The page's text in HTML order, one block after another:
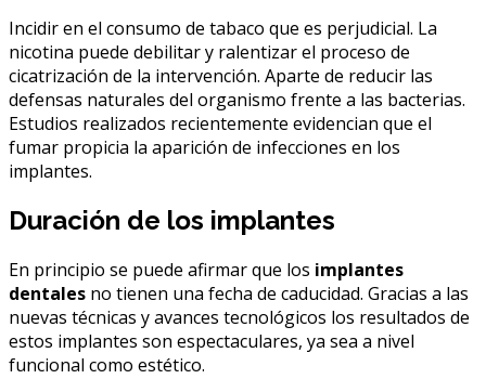
Incidir en el consumo de tabaco que es perjudicial. La
nicotina puede debilitar y ralentizar el proceso de
cicatrización de la intervención. Aparte de reducir las
defensas naturales del organismo frente a las bacterias.
Estudios realizados recientemente evidencian que el
fumar propicia la aparición de infecciones en los
implantes.
Duración de los implantes
En principio se puede afirmar que los implantes
dentales no tienen una fecha de caducidad. Gracias a las
nuevas técnicas y avances tecnológicos los resultados de
estos implantes son espectaculares, ya sea a nivel
funcional como estético.